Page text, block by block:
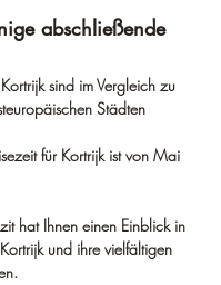
abschließende
sind im Vergleich zu
Städten
für Kortrijk ist von Mai
hat Ihnen einen Einblick in
und ihre vielfältigen